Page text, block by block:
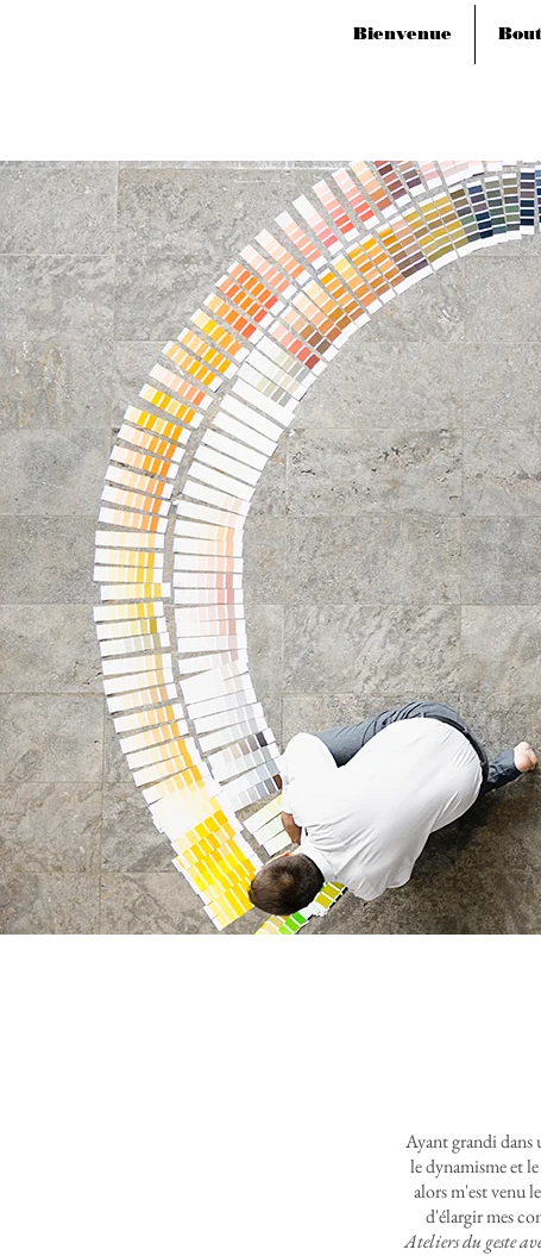
Ayant grandi dans
le dynamisme et
alors m'est venu
d'élargir mes
Ateliers du geste
Bienvenue